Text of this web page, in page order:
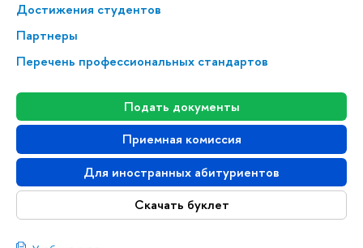
Достижения студентов
Партнеры
Перечень профессиональных стандартов
Подать документы
Приемная комиссия
Для иностранных абитуриентов
Скачать буклет